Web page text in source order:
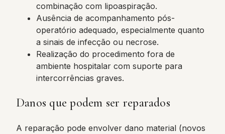
combinação com lipoaspiração.
Ausência de acompanhamento pós-
operatório adequado, especialmente quanto
a sinais de infecção ou necrose.
Realização do procedimento fora de
ambiente hospitalar com suporte para
intercorrências graves.
Danos que podem ser reparados
A reparação pode envolver dano material (novos